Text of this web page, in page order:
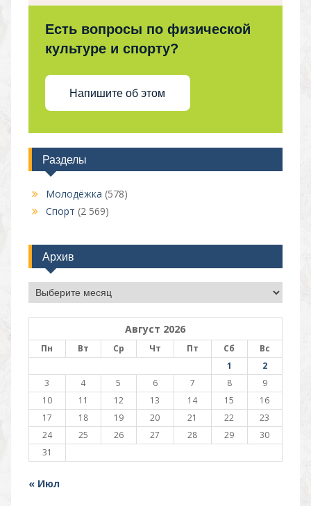
Есть вопросы по физической
культуре и спорту?
Напишите об этом
Разделы
Молодёжка (578)
Спорт (2 569)
Архив
Архив
Август 2026
Пн Вт Ср Чт Пт Сб
Вс
1
2
3
4 5 6 7 8
9
10
11 12 13 14 15
16
17
18 19 20 21 22
23
24
25 26 27 28 29
30
31
« Июл